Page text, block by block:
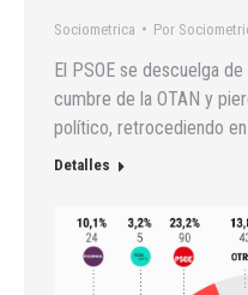
Sociometrica Por
El PSOE se descuelga
cumbre de la OTAN y
político, retrocediendo
Detalles